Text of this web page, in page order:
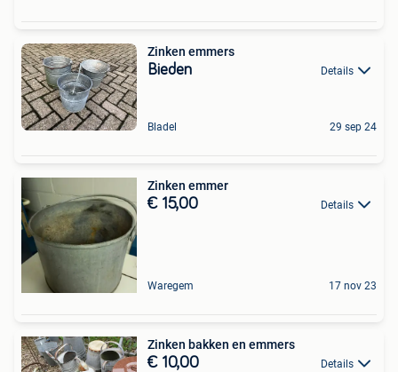
Zinken emmers
Bieden Details
Bladel 29 sep 24
Zinken emmer
€ 15,00 Details
Waregem 17 nov 23
Zinken bakken en emmers
€ 10,00 Details